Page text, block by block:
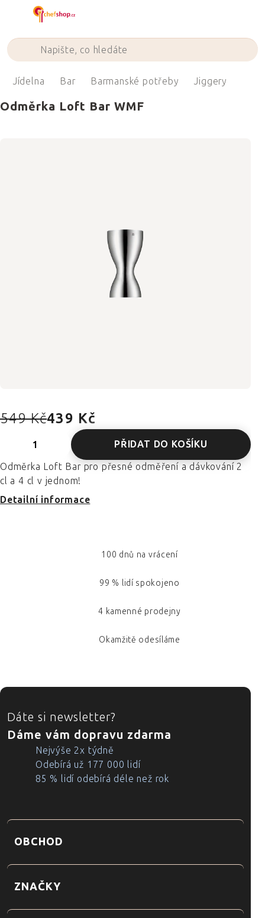
Jídelna Bar Barmanské potřeby Jiggery
Odměrka Loft Bar WMF
549 Kč439 Kč
PŘIDAT DO KOŠÍKU
Odměrka Loft Bar pro přesné odměření a dávkování 2
cl a 4 cl v jednom!
Detailní informace
100 dnů na vrácení
99 % lidí spokojeno
4 kamenné prodejny
Okamžitě odesíláme
ZÁPATÍ
Dáte si newsletter?
Dáme vám dopravu zdarma
Nejvýše 2x týdně
Odebírá už 177 000 lidí
85 % lidí odebírá déle než rok
OBCHOD
ZNAČKY